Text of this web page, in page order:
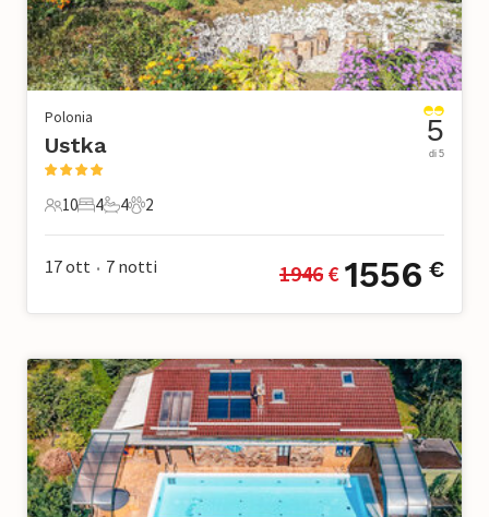
Polonia
Ustka
10 Ospiti
10
4 Camere da letto
4
4 Bagni
4
2 Animali domestici
2
5
di 5
17 ott • 7 notti 1946 € 1556 €